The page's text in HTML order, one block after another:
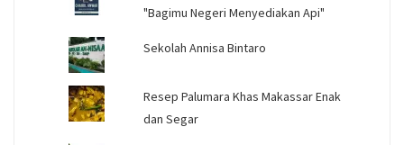
"Bagimu Negeri Menyediakan Api"
Sekolah Annisa Bintaro
Resep Palumara Khas Makassar Enak
dan Segar